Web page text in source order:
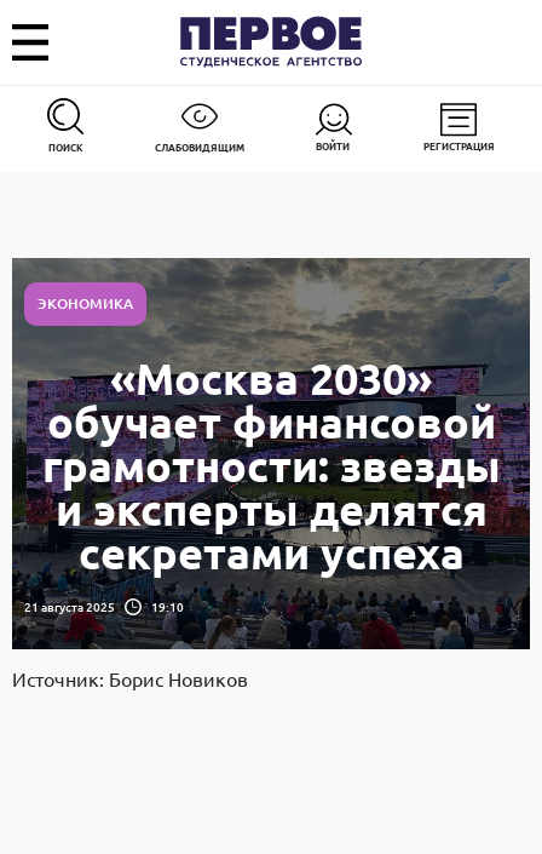
ПОИСК СЛАБОВИДЯЩИМ ВОЙТИ РЕГИСТРАЦИЯ
ЭКОНОМИКА
«Москва 2030»
обучает финансовой
грамотности: звезды
и эксперты делятся
секретами успеха
21 августа 2025 19:10
Источник: Борис Новиков